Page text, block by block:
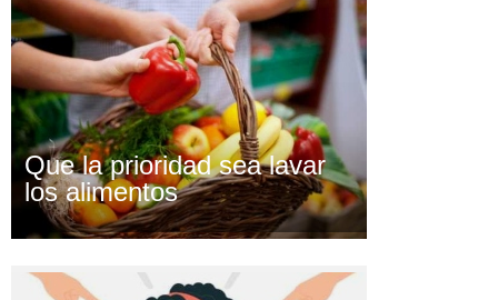
Que la prioridad sea lavar
los alimentos